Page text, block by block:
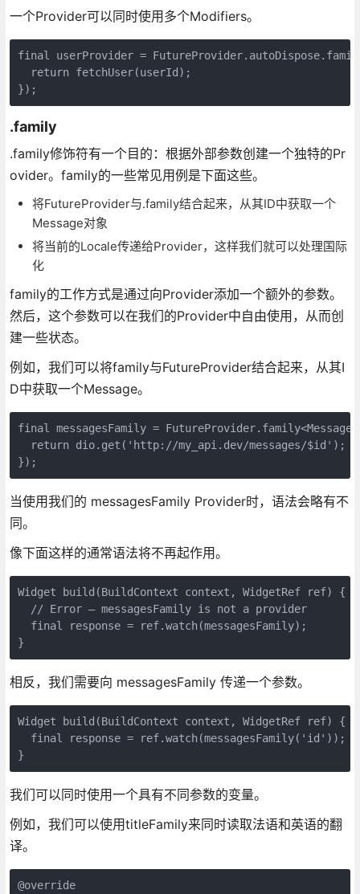
一个Provider可以同时使用多个Modifiers。
final userProvider =
  return fetchUser(userId);
});
.family
.family修饰符有一个目的：根据外部参数创建一个独特的Pr
ovider。family的一些常见用例是下面这些。
将FutureProvider与.family结合起来，从其ID中获取一个
Message对象
将当前的Locale传递给Provider，这样我们就可以处理国际
化
family的工作方式是通过向Provider添加一个额外的参数。
然后，这个参数可以在我们的Provider中自由使用，从而创
建一些状态。
例如，我们可以将family与FutureProvider结合起来，从其I
D中获取一个Message。
final messagesFamily =
  return dio.get('http://my_api.dev/messages/$id');
});
当使用我们的 messagesFamily Provider时，语法会略有不
同。
像下面这样的通常语法将不再起作用。
Widget build(BuildContext context, WidgetRef ref) {
  // Error – messagesFamily is not a provider
  final response = ref.watch(messagesFamily);
}
相反，我们需要向 messagesFamily 传递一个参数。
Widget build(BuildContext context, WidgetRef ref) {
  final response = ref.watch(messagesFamily('id'));
}
我们可以同时使用一个具有不同参数的变量。
例如，我们可以使用titleFamily来同时读取法语和英语的翻
译。
@override